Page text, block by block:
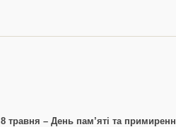
8 травня – День пам’яті та